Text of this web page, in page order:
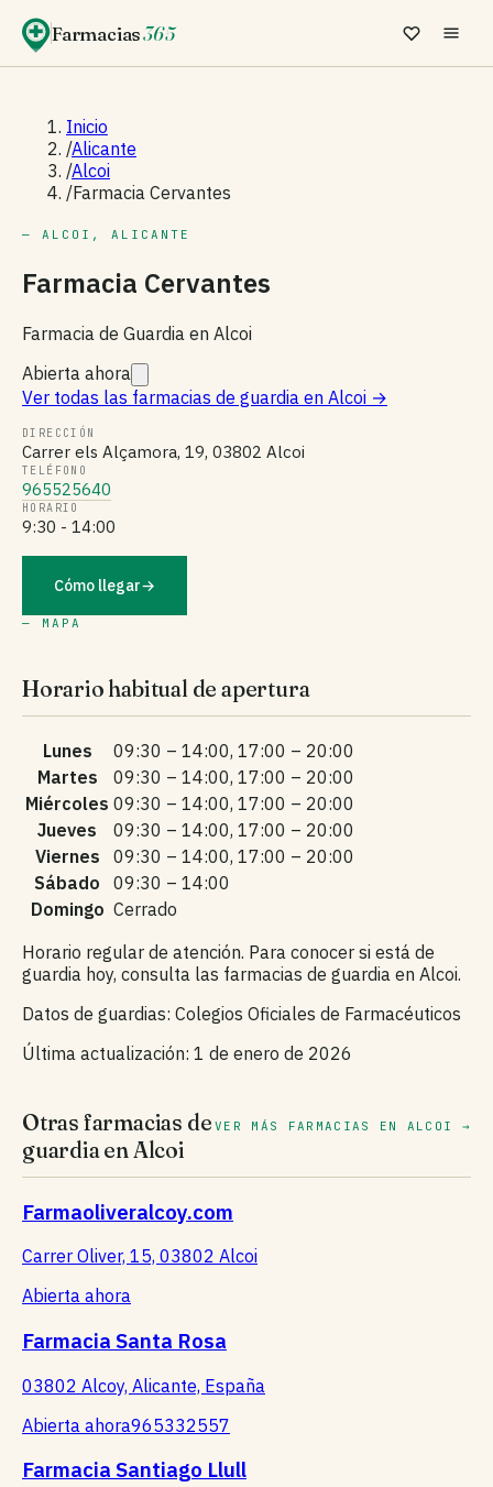
Farmacias365
Inicio
/Alicante
/Alcoi
/Farmacia Cervantes
— ALCOI, ALICANTE
Farmacia Cervantes
Farmacia de Guardia en Alcoi
Abierta ahora
Ver todas las farmacias de guardia en Alcoi →
DIRECCIÓN
Carrer els Alçamora, 19, 03802 Alcoi
TELÉFONO
965525640
HORARIO
9:30 - 14:00
Cómo llegar→
— MAPA
Horario habitual de apertura
Lunes
09:30 – 14:00, 17:00 – 20:00
Martes
09:30 – 14:00, 17:00 – 20:00
Miércoles 09:30 – 14:00, 17:00 – 20:00
Jueves
09:30 – 14:00, 17:00 – 20:00
Viernes
09:30 – 14:00, 17:00 – 20:00
Sábado
09:30 – 14:00
Domingo Cerrado
Horario regular de atención. Para conocer si está de
guardia hoy, consulta las farmacias de guardia en Alcoi.
Datos de guardias: Colegios Oficiales de Farmacéuticos
Última actualización: 1 de enero de 2026
Otras farmacias de
guardia en Alcoi
VER MÁS FARMACIAS EN ALCOI →
Farmaoliveralcoy.com
Carrer Oliver, 15, 03802 Alcoi
Abierta ahora
Farmacia Santa Rosa
03802 Alcoy, Alicante, España
Abierta ahora965332557
Farmacia Santiago Llull